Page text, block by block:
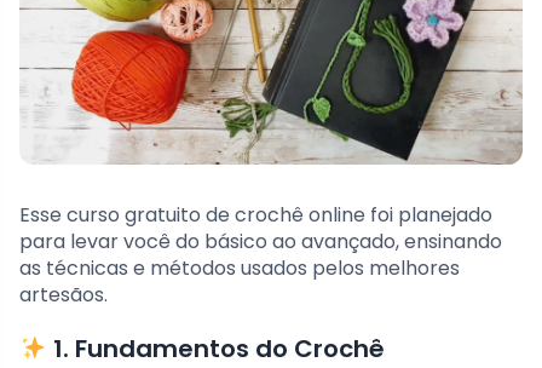
Esse curso gratuito de crochê online foi planejado
para levar você do básico ao avançado, ensinando
as técnicas e métodos usados pelos melhores
artesãos.
1. Fundamentos do Crochê